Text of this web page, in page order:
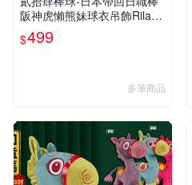
阪神虎懶熊妹球衣吊飾Rilakk
uma
$499
多筆商品